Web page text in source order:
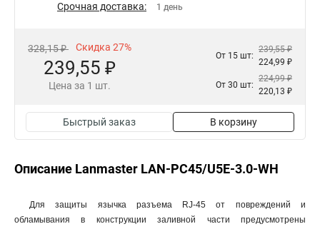
Срочная доставка: 1 день
328,15 ₽ Скидка 27%
239,55 ₽
Цена за 1 шт.
От 15 шт:
239,55 ₽
224,99 ₽
От 30 шт:
224,99 ₽
220,13 ₽
Быстрый заказ В корзину
Описание Lanmaster LAN-PC45/U5E-3.0-WH
Для защиты язычка разъема RJ-45 от повреждений и
обламывания в конструкции заливной части предусмотрены